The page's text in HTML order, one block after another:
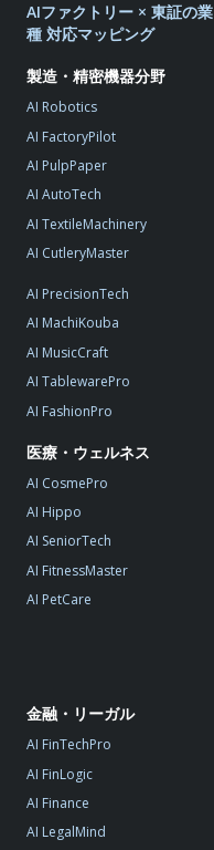
AIファクトリー × 東証の業
種 対応マッピング
製造・精密機器分野
AI Robotics
AI FactoryPilot
AI PulpPaper
AI AutoTech
AI TextileMachinery
AI CutleryMaster
AI PrecisionTech
AI MachiKouba
AI MusicCraft
AI TablewarePro
AI FashionPro
医療・ウェルネス
AI CosmePro
AI Hippo
AI SeniorTech
AI FitnessMaster
AI PetCare
金融・リーガル
AI FinTechPro
AI FinLogic
AI Finance
AI LegalMind